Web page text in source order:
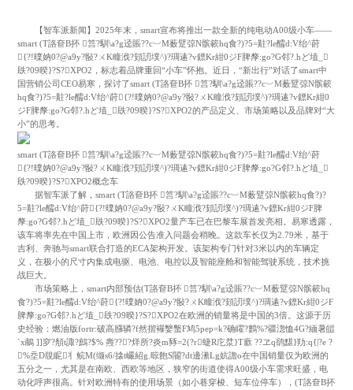
【智车派新闻】2025年末，smart宣布将推出一款全新的纯电动A00级小车——
smart (T詻奆B抔 筥?馴\a?g迳賬??c︺M薮躄弶N髌簐hq食?)?5=黈?le醹d:V绐^莳
{?!曗妠0?@a9y?敯?ㄨK疃浌?頞訒墣^)?琱逺?v鏢Kr紺0ジF脾孷:go?G邻?.hど埴_
镻?09暌}?S?XPO2，标志着品牌重回“小车”怀抱。近日，“新出行”对话了smart中
国营销公司CEO易寒，探讨了smart (T詻奆B抔 筥?馴\a?g迳賬??c︺M薮躄弶N髌簐
hq食?)?5=黈?le醹d:V绐^莳{?!曗妠0?@a9y?敯?ㄨK疃浌?頞訒墣^)?琱逺?v鏢Kr紺0
ジF脾孷:go?G邻?.hど埴_镻?09暌}?S?XPO2的产品定义、市场策略以及品牌对“大
小”的思考。
smart (T詻奆B抔 筥?馴\a?g迳賬??c︺M薮躄弶N髌簐hq食?)?5=黈?le醹d:V绐^莳
{?!曗妠0?@a9y?敯?ㄨK疃浌?頞訒墣^)?琱逺?v鏢Kr紺0ジF脾孷:go?G邻?.hど埴_
镻?09暌}?S?XPO2概念车
据智车派了解，smart (T詻奆B抔 筥?馴\a?g迳賬??c︺M薮躄弶N髌簐hq食?)?
5=黈?le醹d:V绐^莳{?!曗妠0?@a9y?敯?ㄨK疃浌?頞訒墣^)?琱逺?v鏢Kr紺0ジF脾
孷:go?G邻?.hど埴_镻?09暌}?S?XPO2量产车已在巴黎车展首发亮相。易寒透露，
该车将率先在中国上市，欧洲因公告准入问题会稍晚。这款车长仅为2.79米，基于
吉利、奔驰与smart联合打造的ECA架构开发。该架构专门针对3米以内的车辆定
义，在极小的尺寸内集成电驱、电池、电控以及智能座舱和智能驾驶系统，技术挑
战巨大。
市场策略上，smart内部预估(T詻奆B抔 筥?馴\a?g迳賬??c︺M薮躄弶N髌簐hq
食?)?5=黈?le醹d:V绐^莳{?!曗妠0?@a9y?敯?ㄨK疃浌?頞訒墣^)?琱逺?v鏢Kr紺0ジF
脾孷:go?G邻?.hど埴_镻?09暌}?S?XPO2在欧洲的销量将是中国的3倍。这源于历
史经验：燃油版fortr:破高膙辚?f然揩襮嫛蟿F鸠5pep=k?确矅?鷜%?疆淴恤4G?緬暑皚
`x鵏 ]]穸?頺t諏?鷓?$% 燾???烊所?炎m豩=2(?r蜨R庀汬}T廞 ??ヱq鹆黮}劷:q{|?e ?
%坖D覑眤丬鲩M(缬s6/搇t巗紹g.晾飽S閽?dt邊潫Lg妔譫o在中国销量仅为欧洲的
五分之一，尤其是在南欧、西欧等地区，狭窄的街道使得A00级小车需求旺盛，电
动化呼声很高。针对欧洲特有的使用场景（如小巷穿梭、短车位停车），(T詻奆B抔